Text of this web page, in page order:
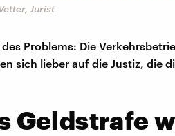
Jurist
des Problems: Die
sich lieber auf die Justiz, die
Geldstrafe